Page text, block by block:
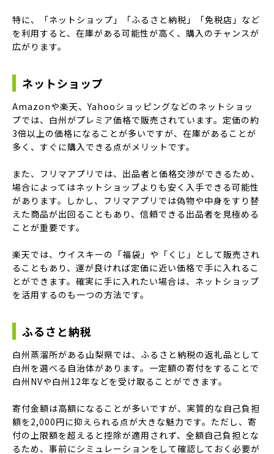
特に、「ネットショップ」「ふるさと納税」「免税店」など
を利用すると、在庫がある可能性が高く、購入のチャンスが
広がります。
ネットショップ
Amazonや楽天、Yahooショッピングなどのネットショッ
プでは、白州がプレミア価格で販売されています。定価の約
3倍以上の価格になることが多いですが、在庫があることが
多く、すぐに購入できる点がメリットです。
また、フリマアプリでは、出品者と価格交渉ができるため、
場合によってはネットショップよりも安く入手できる可能性
があります。しかし、フリマアプリでは偽物や中身をすり替
えた商品が出回ることもあり、信頼できる出品者を見極める
ことが重要です。
楽天では、ウイスキーの「福袋」や「くじ」として販売され
ることもあり、運が良ければ定価に近い価格で手に入れるこ
とができます。確実に手に入れたい場合は、ネットショップ
を活用するのも一つの方法です。
ふるさと納税
白州蒸溜所がある山梨県では、ふるさと納税の返礼品として
白州を選べる自治体があります。一定額の寄付をすることで
白州NVや白州12年などを受け取ることができます。
寄付金額は高額になることが多いですが、実質的な自己負担
額を2,000円に抑えられる点が大きな魅力です。ただし、寄
付の上限額を超えると控除が適用されず、全額自己負担とな
るため、事前にシミュレーションをして確認しておく必要が